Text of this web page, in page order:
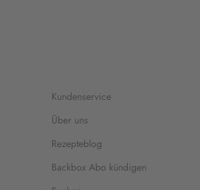
Kundenservice
Über uns
Rezepteblog
Backbox Abo kündigen